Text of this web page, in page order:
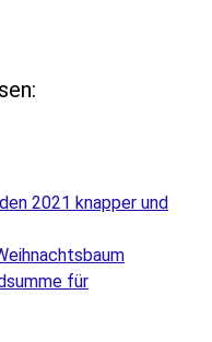
2021 knapper und
für